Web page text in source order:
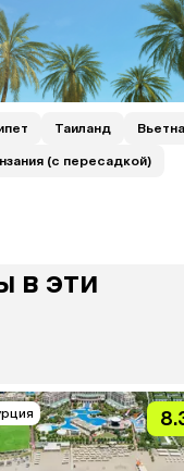
Таиланд
(с пересадкой)
в эти